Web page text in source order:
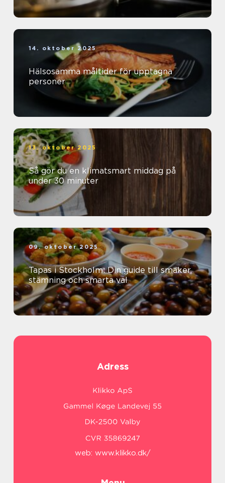
14. oktober 2025
Hälsosamma måltider för upptagna
personer
13. oktober 2025
Så gör du en klimatsmart middag på
under 30 minuter
09. oktober 2025
Tapas i Stockholm: Din guide till smaker,
stämning och smarta val
Adress
web: www.klikko.dk/